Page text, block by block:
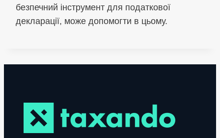
безпечний інструмент для податкової
декларації, може допомогти в цьому.